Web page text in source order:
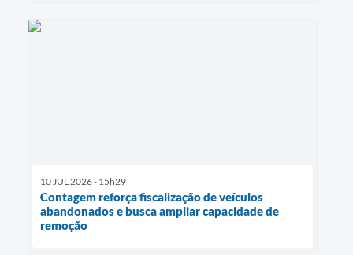
10 JUL 2026 - 15h29
Contagem reforça fiscalização de veículos
abandonados e busca ampliar capacidade de
remoção